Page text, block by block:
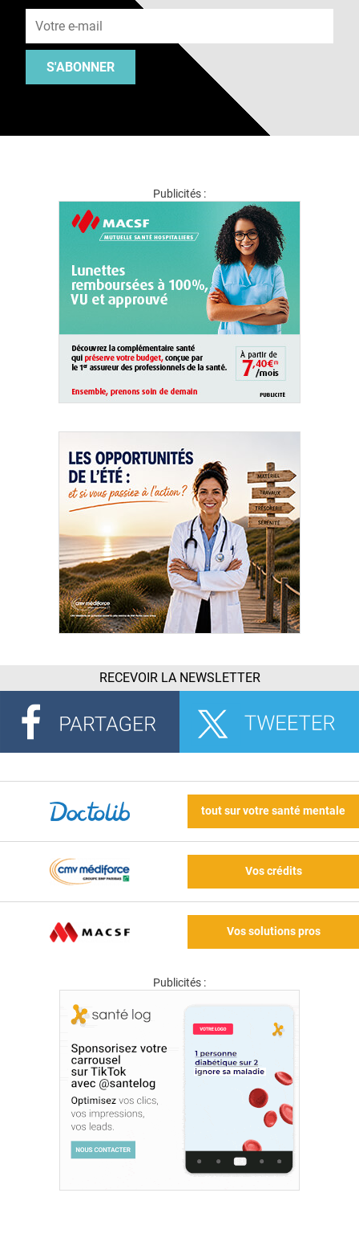
S'ABONNER
Publicités :
RECEVOIR LA NEWSLETTER
tout sur votre santé mentale
Vos crédits
Vos solutions pros
Publicités :